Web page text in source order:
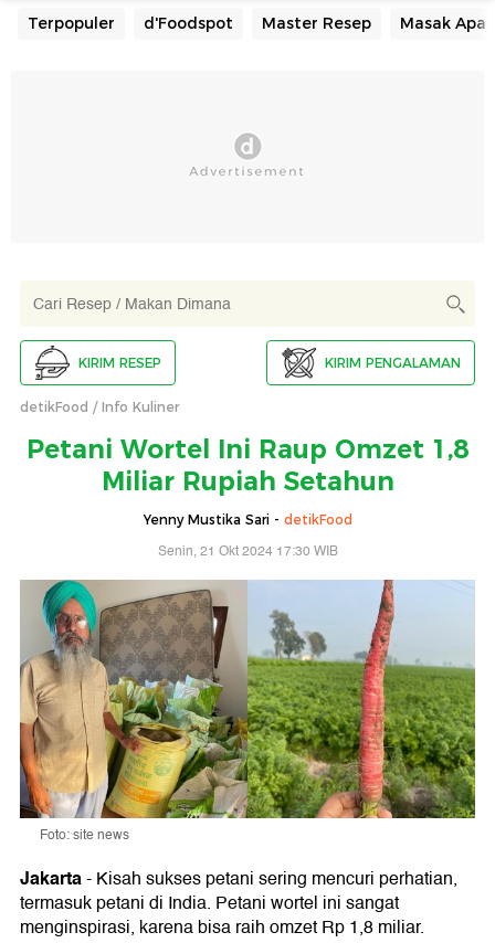
Terpopuler d'Foodspot Master Resep Masak Apa
KIRIM RESEP KIRIM PENGALAMAN
detikFood Info Kuliner
Petani Wortel Ini Raup Omzet 1,8
Miliar Rupiah Setahun
Yenny Mustika Sari - detikFood
Senin, 21 Okt 2024 17:30 WIB
Foto: site news
Jakarta-Kisah sukses petani sering mencuri perhatian,
termasuk petani di India. Petani wortel ini sangat
menginspirasi, karena bisa raih omzet Rp 1,8 miliar.